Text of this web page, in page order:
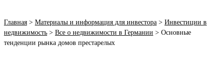
Главная > Материалы и информация для инвестора > Инвестиции в
недвижимость > Все о недвижимости в Германии > Основные
тенденции рынка домов престарелых